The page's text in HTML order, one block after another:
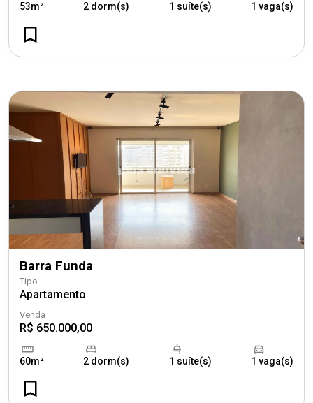
53m² 2 dorm(s) 1 suíte(s) 1 vaga(s)
Barra Funda
Tipo
Apartamento
Venda
R$ 650.000,00
60m² 2 dorm(s) 1 suíte(s) 1 vaga(s)